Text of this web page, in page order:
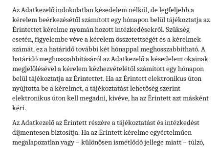
Az Adatkezelő indokolatlan késedelem nélkül, de legfeljebb a
kérelem beérkezésétől számított egy hónapon belül tájékoztatja az
Érintettet kérelme nyomán hozott intézkedésekről. Szükség
esetén, figyelembe véve a kérelem összetettségét és a kérelmek
számát, ez a határidő további két hónappal meghosszabbítható. A
határidő meghosszabbításáról az Adatkezelő a késedelem okainak
megjelölésével a kérelem kézhezvételétől számított egy hónapon
belül tájékoztatja az Érintettet. Ha az Érintett elektronikus úton
nyújtotta be a kérelmet, a tájékoztatást lehetőség szerint
elektronikus úton kell megadni, kivéve, ha az Érintett azt másként
kéri.
Az Adatkezelő az Érintett részére a tájékoztatást és intézkedést
díjmentesen biztosítja. Ha az Érintett kérelme egyértelműen
megalapozatlan vagy – különösen ismétlődő jellege miatt – túlzó,